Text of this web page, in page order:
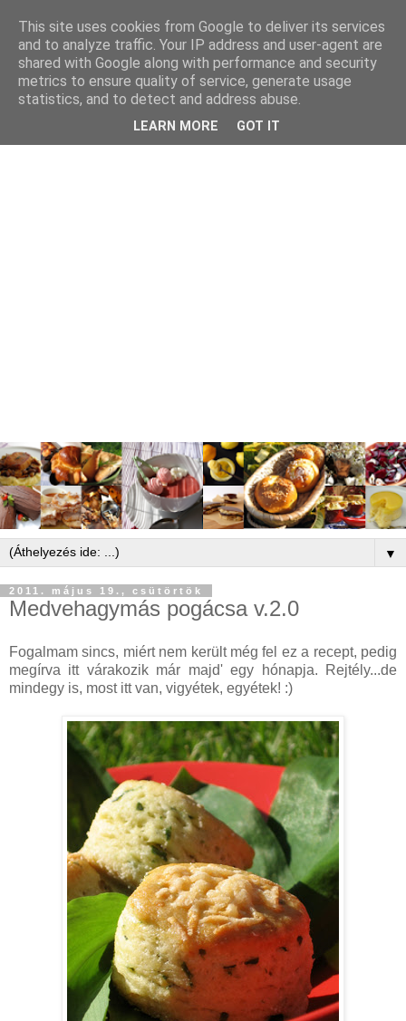
▼
2011. május 19., csütörtök
Medvehagymás pogácsa v.2.0
Fogalmam sincs, miért nem került még fel ez a recept, pedig
megírva itt várakozik már majd' egy hónapja. Rejtély...de
mindegy is, most itt van, vigyétek, egyétek! :)
This site uses cookies from Google to deliver its services
and to analyze traffic. Your IP address and user-agent are
shared with Google along with performance and security
metrics to ensure quality of service, generate usage
statistics, and to detect and address abuse.
LEARN MORE GOT IT